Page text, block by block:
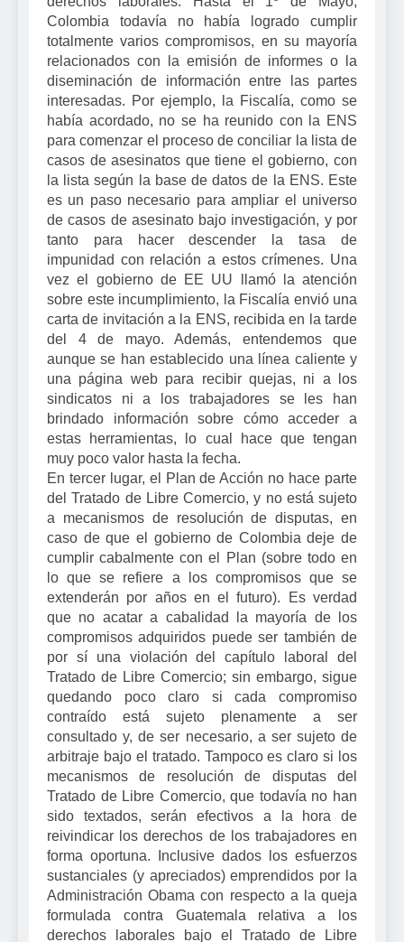
Colombia todavía no había logrado cumplir
totalmente varios compromisos, en su mayoría
relacionados con la emisión de informes o la
diseminación de información entre las partes
interesadas. Por ejemplo, la Fiscalía, como se
había acordado, no se ha reunido con la ENS
para comenzar el proceso de conciliar la lista de
casos de asesinatos que tiene el gobierno, con
la lista según la base de datos de la ENS. Este
es un paso necesario para ampliar el universo
de casos de asesinato bajo investigación, y por
tanto para hacer descender la tasa de
impunidad con relación a estos crímenes. Una
vez el gobierno de EE UU llamó la atención
sobre este incumplimiento, la Fiscalía envió una
carta de invitación a la ENS, recibida en la tarde
del 4 de mayo. Además, entendemos que
aunque se han establecido una línea caliente y
una página web para recibir quejas, ni a los
sindicatos ni a los trabajadores se les han
brindado información sobre cómo acceder a
estas herramientas, lo cual hace que tengan
muy poco valor hasta la fecha.
En tercer lugar, el Plan de Acción no hace parte
del Tratado de Libre Comercio, y no está sujeto
a mecanismos de resolución de disputas, en
caso de que el gobierno de Colombia deje de
cumplir cabalmente con el Plan (sobre todo en
lo que se refiere a los compromisos que se
extenderán por años en el futuro). Es verdad
que no acatar a cabalidad la mayoría de los
compromisos adquiridos puede ser también de
por sí una violación del capítulo laboral del
Tratado de Libre Comercio; sin embargo, sigue
quedando poco claro si cada compromiso
contraído está sujeto plenamente a ser
consultado y, de ser necesario, a ser sujeto de
arbitraje bajo el tratado. Tampoco es claro si los
mecanismos de resolución de disputas del
Tratado de Libre Comercio, que todavía no han
sido textados, serán efectivos a la hora de
reivindicar los derechos de los trabajadores en
forma oportuna. Inclusive dados los esfuerzos
sustanciales (y apreciados) emprendidos por la
Administración Obama con respecto a la queja
formulada contra Guatemala relativa a los
derechos laborales bajo el Tratado de Libre